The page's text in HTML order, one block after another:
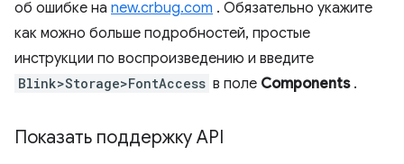
об ошибке на new.crbug.com . Обязательно укажите
как можно больше подробностей, простые
инструкции по воспроизведению и введите
Blink>Storage>FontAccess в поле Components.
Показать поддержку API